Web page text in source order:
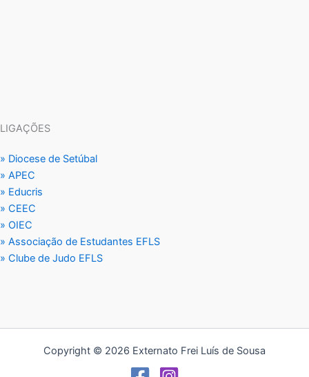
LIGAÇÕES
» Diocese de Setúbal
» APEC
» Educris
» CEEC
» OIEC
» Associação de Estudantes EFLS
» Clube de Judo EFLS
Copyright © 2026 Externato Frei Luís de Sousa